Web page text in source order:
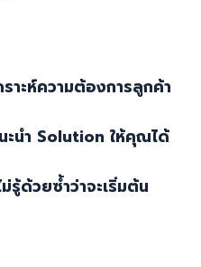
ราะห์ความต้องการลูกค้า
นำ Solution ให้คุณได้
ด้วยซ้ำว่าจะเริ่มต้น